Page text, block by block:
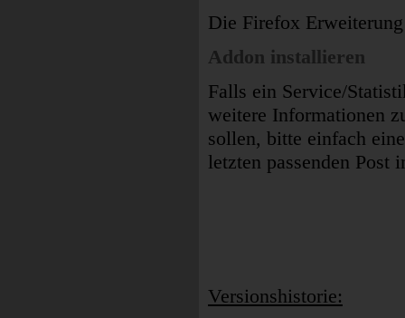
Die Firefox
Addon installieren
Falls ein Service/
weitere Informationen
sollen, bitte einfach
letzten passenden Post
Versionshistorie: